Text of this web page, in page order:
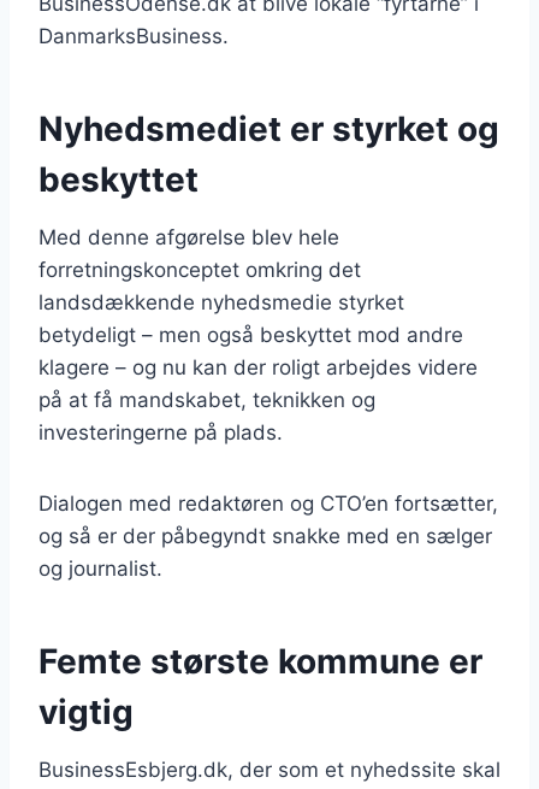
DanmarksBusiness.
Nyhedsmediet er styrket og
beskyttet
Med denne afgørelse blev hele
forretningskonceptet omkring det
landsdækkende nyhedsmedie styrket
betydeligt – men også beskyttet mod andre
klagere – og nu kan der roligt arbejdes videre
på at få mandskabet, teknikken og
investeringerne på plads.
Dialogen med redaktøren og CTO’en fortsætter,
og så er der påbegyndt snakke med en sælger
og journalist.
Femte største kommune er
vigtig
BusinessEsbjerg.dk, der som et nyhedssite skal